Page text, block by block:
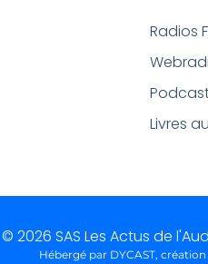
Radios
Livres
© 2026 SAS Les Actus de
Hébergé par DYCAST, création